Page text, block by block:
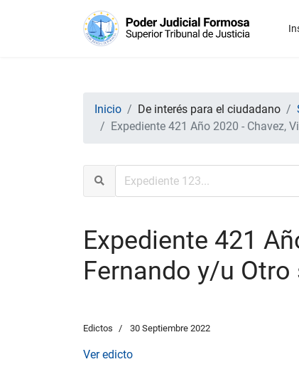
Inicio De interés para el ciudadano
Expediente 421 Año 2020 - Chavez,
Expediente 421
Fernando y/u
Edictos 30 Septiembre 2022
Ver edicto